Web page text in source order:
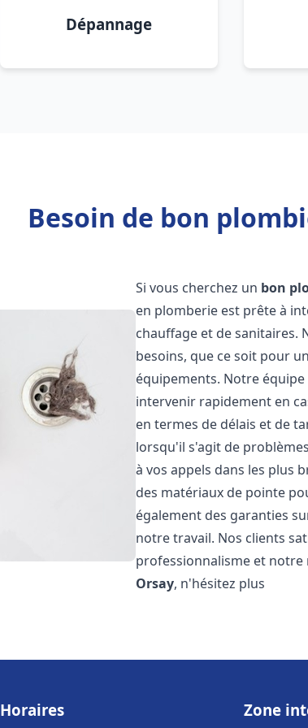
Dépannage
Besoin de bon
Si vous cherchez un bon
en plomberie est prête à
chauffage et de sanitaires.
besoins, que ce soit pour
équipements. Notre
intervenir rapidement en
en termes de délais et de
lorsqu'il s'agit de
à vos appels dans les plus
des matériaux de pointe
également des garanties
notre travail. Nos clients
professionnalisme et notre
Orsay, n'hésitez plus
Horaires Zone